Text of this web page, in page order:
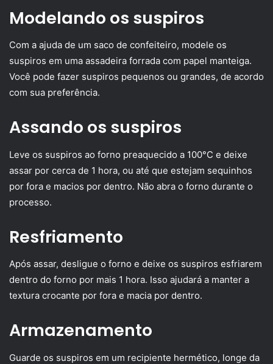
Modelando os suspiros
Com a ajuda de um saco de confeiteiro, modele os
suspiros em uma assadeira forrada com papel manteiga.
Você pode fazer suspiros pequenos ou grandes, de acordo
com sua preferência.
Assando os suspiros
Leve os suspiros ao forno preaquecido a 100°C e deixe
assar por cerca de 1 hora, ou até que estejam sequinhos
por fora e macios por dentro. Não abra o forno durante o
processo.
Resfriamento
Após assar, desligue o forno e deixe os suspiros esfriarem
dentro do forno por mais 1 hora. Isso ajudará a manter a
textura crocante por fora e macia por dentro.
Armazenamento
Guarde os suspiros em um recipiente hermético, longe da